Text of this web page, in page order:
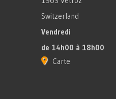
Switzerland
Vendredi
de 14h00 à 18h00
Carte